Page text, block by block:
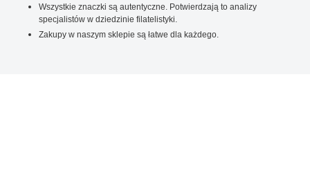
Wszystkie znaczki są autentyczne. Potwierdzają to analizy
specjalistów w dziedzinie filatelistyki.
Zakupy w naszym sklepie są łatwe dla każdego.